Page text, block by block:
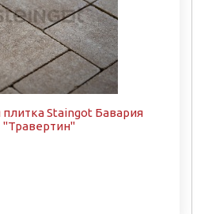
плитка Staingot Бавария
"Травертин"